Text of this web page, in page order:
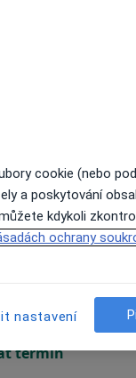
Út St
není k dispozici
termín
cookie (nebo
a poskytování
kdykoli
ochrany
nastavení